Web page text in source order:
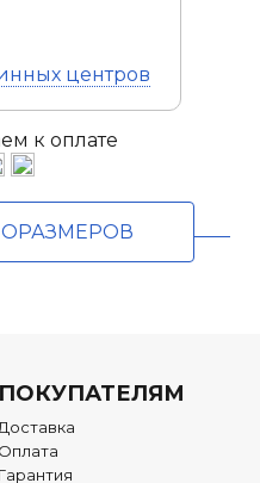
центров
к оплате
ПОКУПАТЕЛЯМ
Оплата
Гарантия